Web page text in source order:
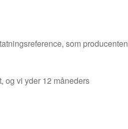
som producenten
og vi yder 12 måneders